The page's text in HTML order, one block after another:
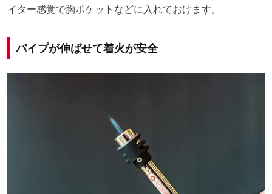
イター感覚で胸ポケットなどに入れておけます。
パイプが伸ばせて着火が安全